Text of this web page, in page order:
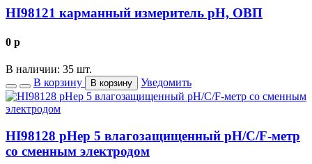
HI98121 карманный измеритель рН, ОВП
0 p
В наличии: 35 шт.
В корзину
В корзину Уведомить
HI98128 pHep 5 влагозащищенный рН/С/F-метр
со сменным электродом